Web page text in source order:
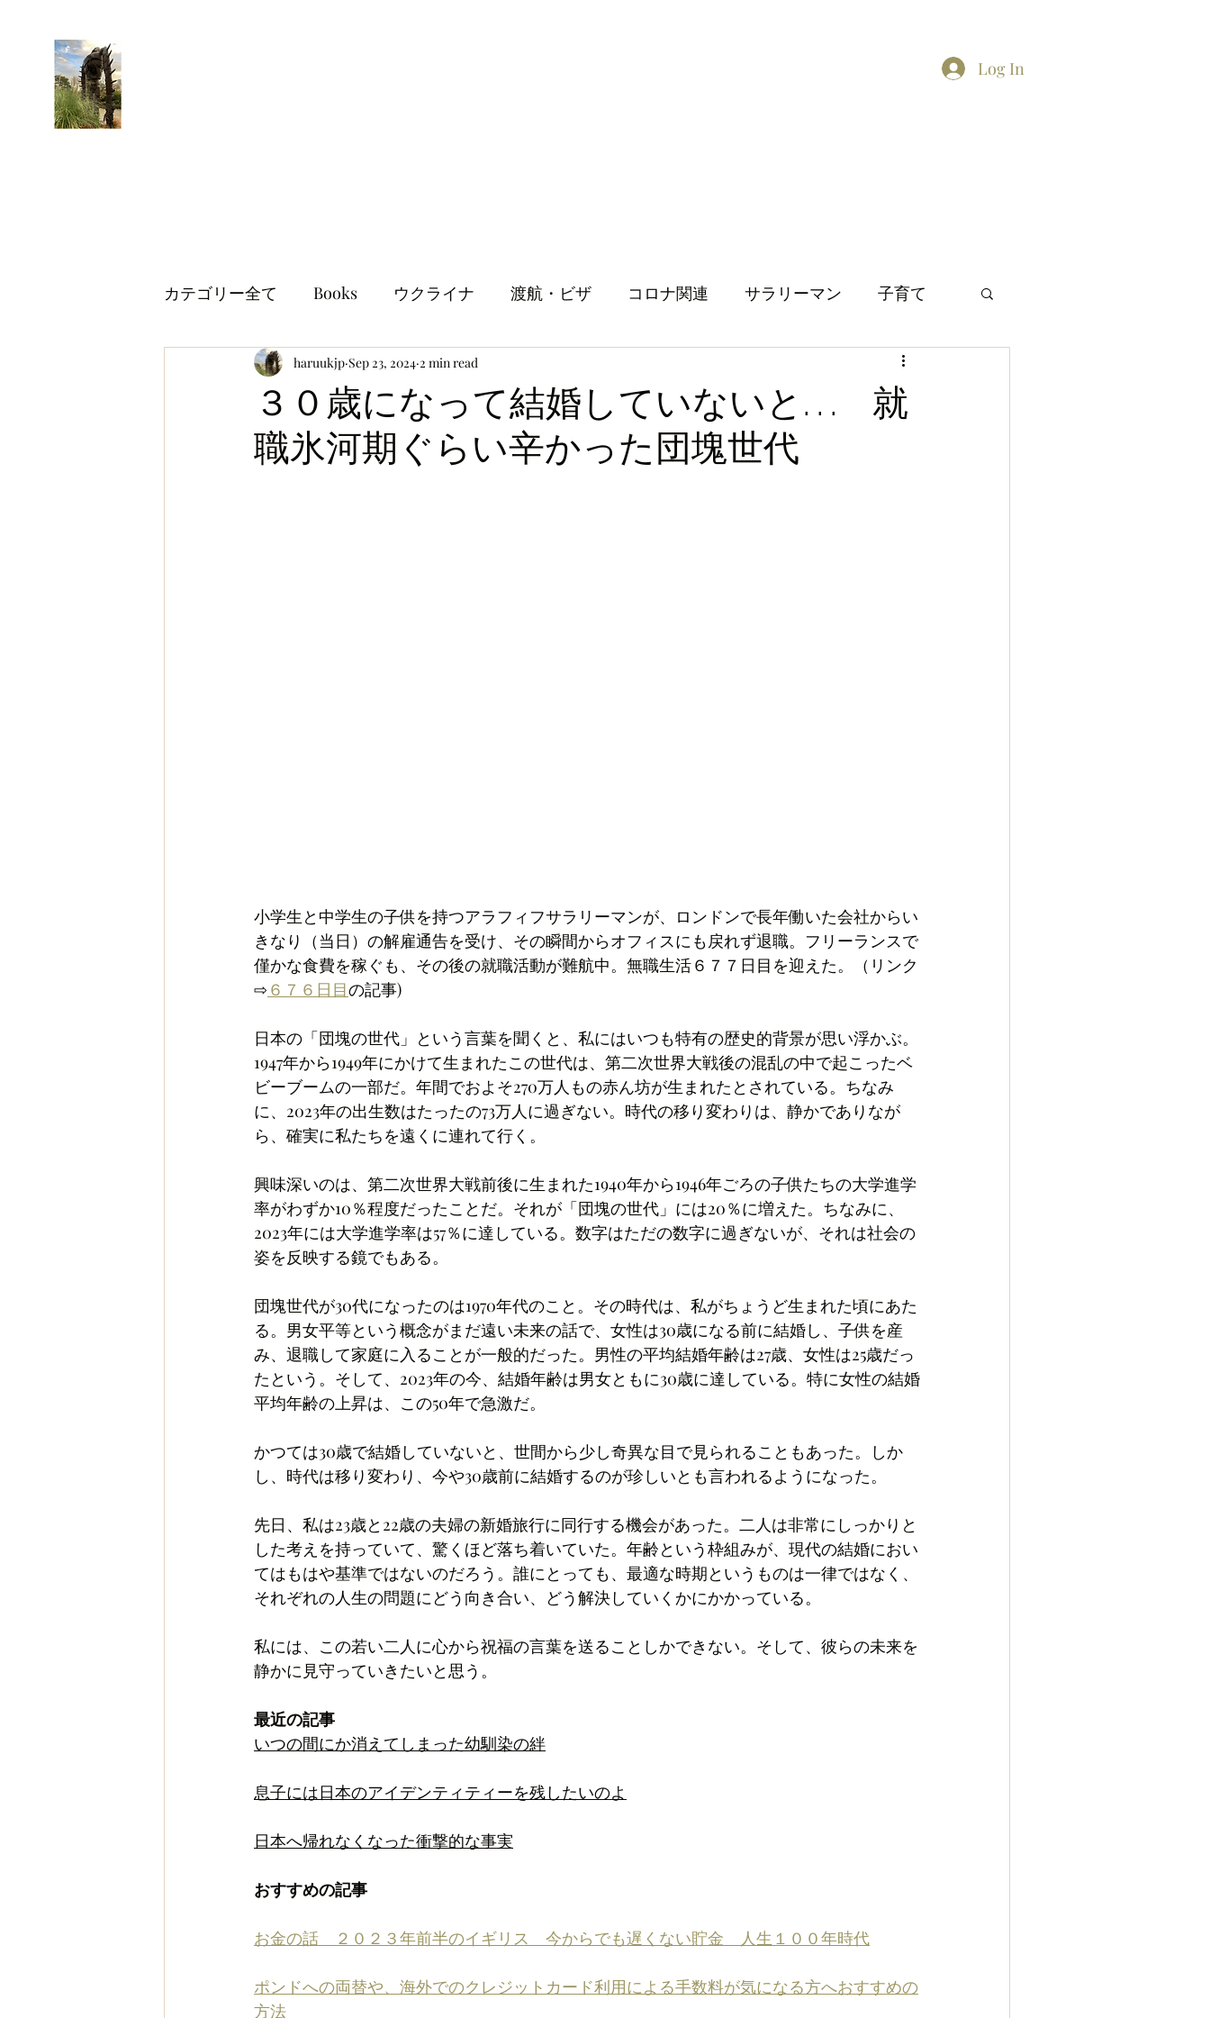
About Contact
Log In
カテゴリー全て Books ウクライナ 渡航・ビザ コロナ関連 サラリーマン 子育て
世界情勢 イギリス生活 健康 日本文化
スポーツ ヨーロッパ ビジネス
３０歳になって結婚していないと. . . 就
職氷河期ぐらい辛かった団塊世代
haruukjp Sep 23, 2024 2 min read
小学生と中学生の子供を持つアラフィフサラリーマンが、ロンドンで長年働いた会社からい
きなり（当日）の解雇通告を受け、その瞬間からオフィスにも戻れず退職。フリーランスで
僅かな食費を稼ぐも、その後の就職活動が難航中。無職生活６７７日目を迎えた。（リンク
⇨ ６７６日目の記事)
日本の「団塊の世代」という言葉を聞くと、私にはいつも特有の歴史的背景が思い浮かぶ。
1947年から1949年にかけて生まれたこの世代は、第二次世界大戦後の混乱の中で起こったベ
ビーブームの一部だ。年間でおよそ270万人もの赤ん坊が生まれたとされている。ちなみ
に、2023年の出生数はたったの73万人に過ぎない。時代の移り変わりは、静かでありなが
ら、確実に私たちを遠くに連れて行く。
興味深いのは、第二次世界大戦前後に生まれた1940年から1946年ごろの子供たちの大学進学
率がわずか10％程度だったことだ。それが「団塊の世代」には20％に増えた。ちなみに、
2023年には大学進学率は57％に達している。数字はただの数字に過ぎないが、それは社会の
姿を反映する鏡でもある。
団塊世代が30代になったのは1970年代のこと。その時代は、私がちょうど生まれた頃にあた
る。男女平等という概念がまだ遠い未来の話で、女性は30歳になる前に結婚し、子供を産
み、退職して家庭に入ることが一般的だった。男性の平均結婚年齢は27歳、女性は25歳だっ
たという。そして、2023年の今、結婚年齢は男女ともに30歳に達している。特に女性の結婚
平均年齢の上昇は、この50年で急激だ。
かつては30歳で結婚していないと、世間から少し奇異な目で見られることもあった。しか
し、時代は移り変わり、今や30歳前に結婚するのが珍しいとも言われるようになった。
先日、私は23歳と22歳の夫婦の新婚旅行に同行する機会があった。二人は非常にしっかりと
した考えを持っていて、驚くほど落ち着いていた。年齢という枠組みが、現代の結婚におい
てはもはや基準ではないのだろう。誰にとっても、最適な時期というものは一律ではなく、
それぞれの人生の問題にどう向き合い、どう解決していくかにかかっている。
私には、この若い二人に心から祝福の言葉を送ることしかできない。そして、彼らの未来を
静かに見守っていきたいと思う。
最近の記事
いつの間にか消えてしまった幼馴染の絆
息子には日本のアイデンティティーを残したいのよ
日本へ帰れなくなった衝撃的な事実
おすすめの記事
お金の話　２０２３年前半のイギリス　今からでも遅くない貯金　人生１００年時代
ポンドへの両替や、海外でのクレジットカード利用による手数料が気になる方へおすすめの
方法